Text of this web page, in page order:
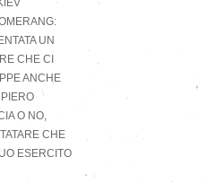
UN
CHE CI
ANCHE
O NO,
CHE
ESERCITO